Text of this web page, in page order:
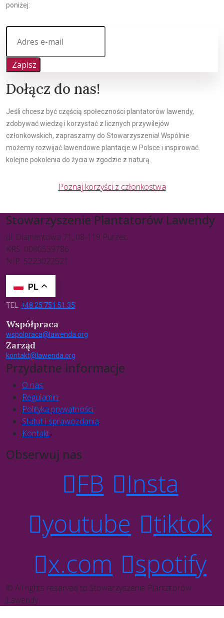
poniżej:
Zapisz
Dołącz do nas!
Jeśli chcesz być częścią społeczności plantatorów lawendy,
zdobywać wiedzę i korzystać z licznych przywilejów
członkowskich, zapraszamy do Stowarzyszenia! Wspólnie
możemy rozwijać lawendowe plantacje w Polsce i inspirować
kolejne pokolenia do życia w zgodzie z naturą.
Poznaj korzyści z członkostwa
Stowarzyszenie Plantatorów Lawendy
ul. Diamentowa 71, 08-119 Purzec
KRS: 0000539786
NIP: 5223022521
PL
TEL. +48 25 751 51 35
Współpraca
wspolpraca@lawenda.org
Zarząd
kontakt@lawenda.org
Przydatne informacje
O nas
Regulamin
Polityka prywatności
Statut i sprawozdania
Kontakt
Obserwuj nas
FB
Insta
youtube
tiktok
x.com
spotify
© All rights reserved to Stowarzyszenie Plantatorów
Lawendy